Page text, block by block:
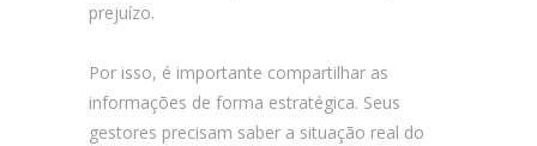
prejuízo.
Por isso, é importante compartilhar as
informações de forma estratégica. Seus
gestores precisam saber a situação real do